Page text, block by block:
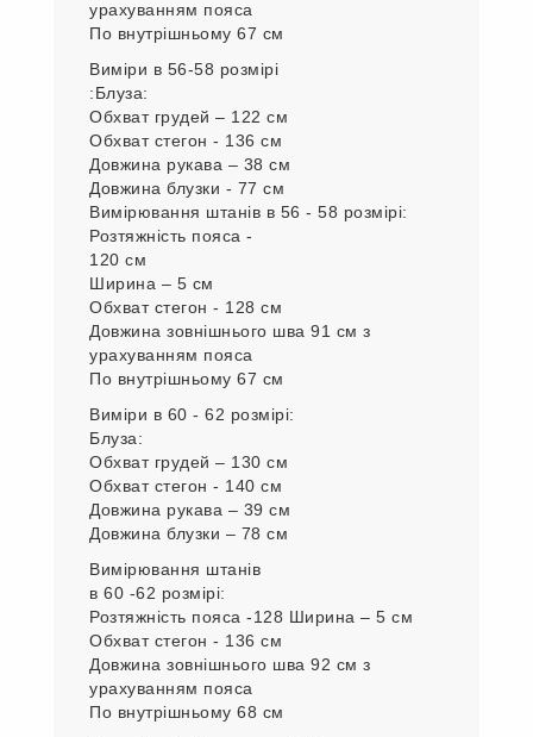
урахуванням пояса
По внутрішньому 67 см
Виміри в 56-58 розмірі
:Блуза:
Обхват грудей – 122 см
Обхват стегон - 136 см
Довжина рукава – 38 см
Довжина блузки - 77 см
Вимірювання штанів в 56 - 58 розмірі:
Розтяжність пояса -
120 см
Ширина – 5 см
Обхват стегон - 128 см
Довжина зовнішнього шва 91 см з
урахуванням пояса
По внутрішньому 67 см
Виміри в 60 - 62 розмірі:
Блуза:
Обхват грудей – 130 см
Обхват стегон - 140 см
Довжина рукава – 39 см
Довжина блузки – 78 см
Вимірювання штанів
в 60 -62 розмірі:
Розтяжність пояса -128 Ширина – 5 см
Обхват стегон - 136 см
Довжина зовнішнього шва 92 см з
урахуванням пояса
По внутрішньому 68 см